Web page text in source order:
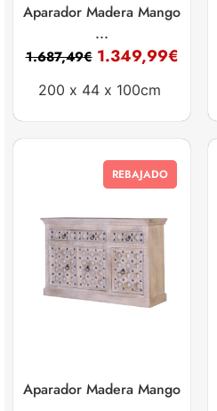
Aparador Madera Mango
...
1.687,49€ 1.349,99€
200 x 44 x 100cm
REBAJADO
Aparador Madera Mango